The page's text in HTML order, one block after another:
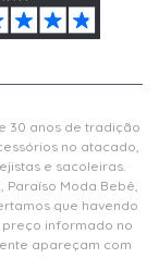
30 anos de tradição
no atacado,
e sacoleiras.
Moda Bebê,
que havendo
informado no
apareçam com